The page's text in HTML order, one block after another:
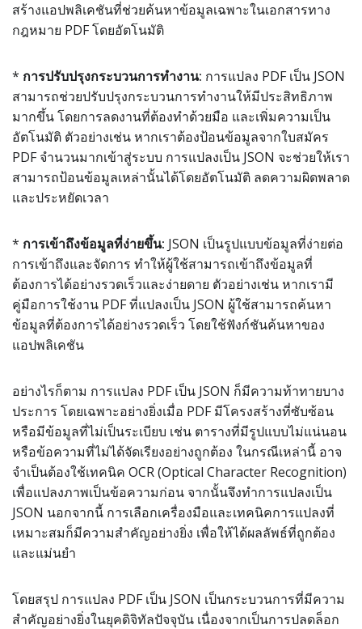
สร้างแอปพลิเคชันที่ช่วยค้นหาข้อมูลเฉพาะในเอกสารทาง
กฎหมาย PDF โดยอัตโนมัติ
* การปรับปรุงกระบวนการทำงาน: การแปลง PDF เป็น JSON
สามารถช่วยปรับปรุงกระบวนการทำงานให้มีประสิทธิภาพ
มากขึ้น โดยการลดงานที่ต้องทำด้วยมือ และเพิ่มความเป็น
อัตโนมัติ ตัวอย่างเช่น หากเราต้องป้อนข้อมูลจากใบสมัคร
PDF จำนวนมากเข้าสู่ระบบ การแปลงเป็น JSON จะช่วยให้เรา
สามารถป้อนข้อมูลเหล่านั้นได้โดยอัตโนมัติ ลดความผิดพลาด
และประหยัดเวลา
* การเข้าถึงข้อมูลที่ง่ายขึ้น: JSON เป็นรูปแบบข้อมูลที่ง่ายต่อ
การเข้าถึงและจัดการ ทำให้ผู้ใช้สามารถเข้าถึงข้อมูลที่
ต้องการได้อย่างรวดเร็วและง่ายดาย ตัวอย่างเช่น หากเรามี
คู่มือการใช้งาน PDF ที่แปลงเป็น JSON ผู้ใช้สามารถค้นหา
ข้อมูลที่ต้องการได้อย่างรวดเร็ว โดยใช้ฟังก์ชันค้นหาของ
แอปพลิเคชัน
อย่างไรก็ตาม การแปลง PDF เป็น JSON ก็มีความท้าทายบาง
ประการ โดยเฉพาะอย่างยิ่งเมื่อ PDF มีโครงสร้างที่ซับซ้อน
หรือมีข้อมูลที่ไม่เป็นระเบียบ เช่น ตารางที่มีรูปแบบไม่แน่นอน
หรือข้อความที่ไม่ได้จัดเรียงอย่างถูกต้อง ในกรณีเหล่านี้ อาจ
จำเป็นต้องใช้เทคนิค OCR (Optical Character Recognition)
เพื่อแปลงภาพเป็นข้อความก่อน จากนั้นจึงทำการแปลงเป็น
JSON นอกจากนี้ การเลือกเครื่องมือและเทคนิคการแปลงที่
เหมาะสมก็มีความสำคัญอย่างยิ่ง เพื่อให้ได้ผลลัพธ์ที่ถูกต้อง
และแม่นยำ
โดยสรุป การแปลง PDF เป็น JSON เป็นกระบวนการที่มีความ
สำคัญอย่างยิ่งในยุคดิจิทัลปัจจุบัน เนื่องจากเป็นการปลดล็อก